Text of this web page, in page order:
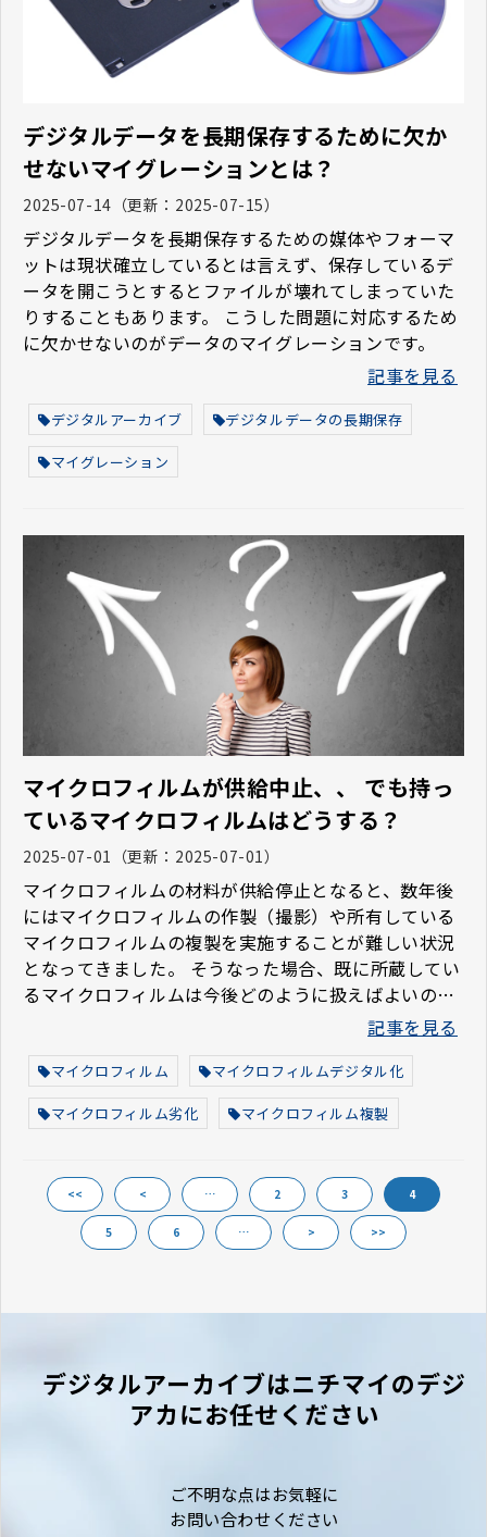
デジタルデータを長期保存するために欠か
せないマイグレーションとは？
2025-07-14 （更新： 2025-07-15）
デジタルデータを長期保存するための媒体やフォーマ
ットは現状確立しているとは言えず、保存しているデ
ータを開こうとするとファイルが壊れてしまっていた
りすることもあります。 こうした問題に対応するため
に欠かせないのがデータのマイグレーションです。
記事を見る
デジタルアーカイブ デジタルデータの長期保存
マイグレーション
マイクロフィルムが供給中止、、 でも持っ
ているマイクロフィルムはどうする？
2025-07-01 （更新： 2025-07-01）
マイクロフィルムの材料が供給停止となると、数年後
にはマイクロフィルムの作製（撮影）や所有している
マイクロフィルムの複製を実施することが難しい状況
となってきました。 そうなった場合、既に所蔵してい
るマイクロフィルムは今後どのように扱えばよいので
記事を見る
マイクロフィルム マイクロフィルムデジタル化
マイクロフィルム劣化 マイクロフィルム複製
<< < … 2 3 4
5 6 … > >>
デジタルアーカイブはニチマイのデジ
アカにお任せください
ご不明な点はお気軽に
お問い合わせください